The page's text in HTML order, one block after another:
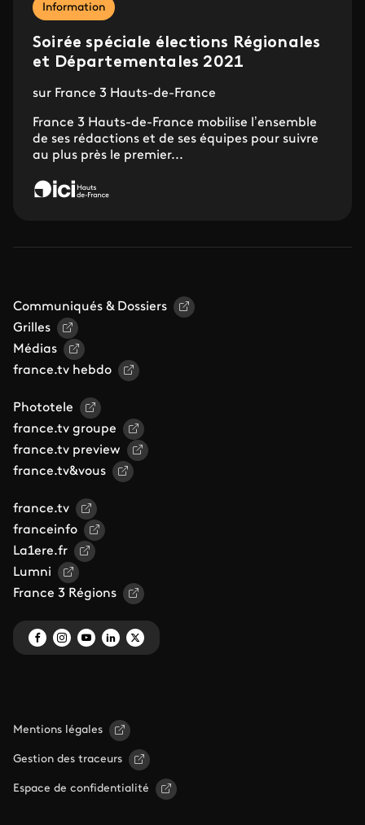
Information
Soirée spéciale élections Régionales
et Départementales 2021
sur France 3 Hauts-de-France
France 3 Hauts-de-France mobilise l’ensemble
de ses rédactions et de ses équipes pour suivre
au plus près le premier...
Communiqués & Dossiers
Grilles
Médias
france.tv hebdo
Phototele
france.tv groupe
france.tv preview
france.tv&vous
france.tv
franceinfo
La1ere.fr
Lumni
France 3 Régions
Mentions légales
Gestion des traceurs
Espace de confidentialité